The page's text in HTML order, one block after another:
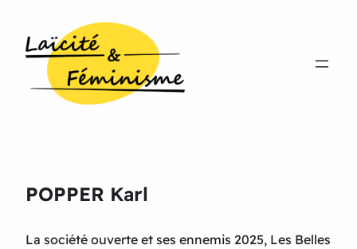
POPPER Karl
La société ouverte et ses ennemis 2025, Les Belles